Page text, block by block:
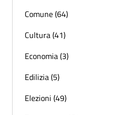
Comune (64)
Cultura (41)
Economia (3)
Edilizia (5)
Elezioni (49)